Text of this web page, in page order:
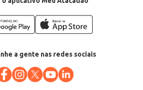
a gente nas redes sociais